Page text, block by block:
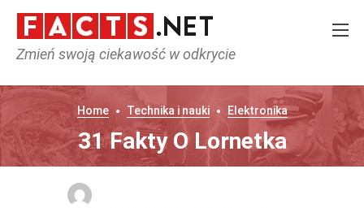
Zmień swoją ciekawość w odkrycie
Home Technika i nauki Elektronika
31 Fakty O Lornetka